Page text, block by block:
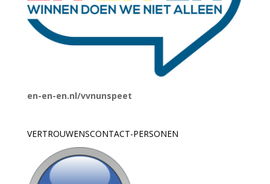
en-en-en.nl/vvnunspeet
VERTROUWENSCONTACT-PERSONEN